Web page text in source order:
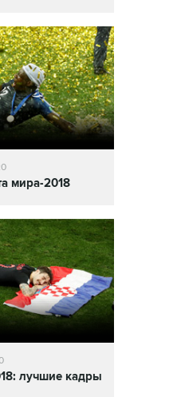
мира-2018
лучшие кадры